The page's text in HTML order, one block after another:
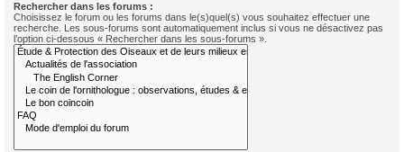
Rechercher dans les forums :
Choisissez le forum ou les forums dans le(s)quel(s) vous souhaitez effectuer une
recherche. Les sous-forums sont automatiquement inclus si vous ne désactivez pas
l’option ci-dessous « Rechercher dans les sous-forums ».